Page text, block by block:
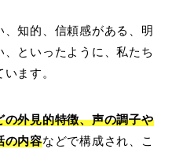
知的、信頼感がある、明
といったように、私たち
ます。
の外見的特徴、声の調子や
の内容などで構成され、こ